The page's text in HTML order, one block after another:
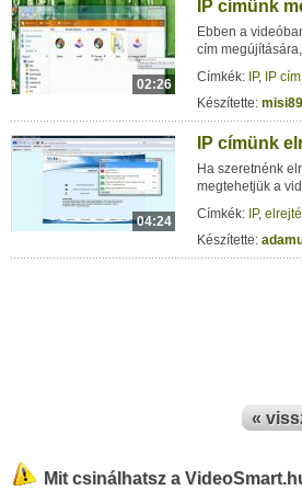
02:26
IP címünk
Ebben a
cím
Címkék: IP, IP cím
Készítette:
04:24
IP címünk
Ha szeretnénk
megtehetjük a
Címkék: IP,
Készítette:
«
Mit csinálhatsz a